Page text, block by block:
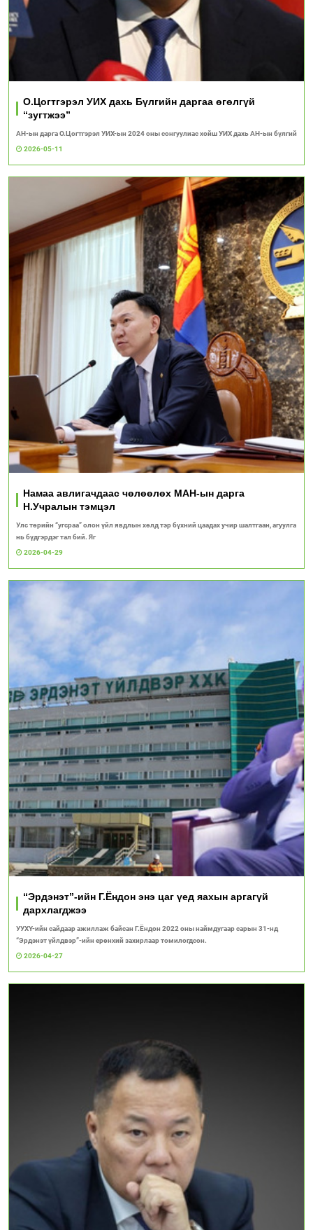
О.Цогтгэрэл УИХ дахь Бүлгийн даргаа өгөлгүй
“зугтжээ”
АН-ын дарга О.Цогтгэрэл УИХ-ын 2024 оны сонгуулиас хойш УИХ дахь АН-ын бүлгий
2026-05-11
Намаа авлигачдаас чөлөөлөх МАН-ын дарга
Н.Учралын тэмцэл
Улс төрийн “угсраа” олон үйл явдлын хөлд тэр бүхний цаадах учир шалтгаан, агуулга
нь бүдгэрдэг тал бий. Яг
2026-04-29
“Эрдэнэт”-ийн Г.Ёндон энэ цаг үед яахын аргагүй
дархлагджээ
УУХҮ-ийн сайдаар ажиллаж байсан Г.Ёндон 2022 оны наймдугаар сарын 31-нд
“Эрдэнэт үйлдвэр”-ийн ерөнхий захирлаар томилогдсон.
2026-04-27